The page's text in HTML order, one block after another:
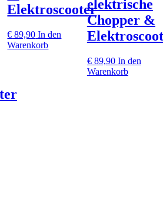
Elektroscooter
€ 89,90 In den
Warenkorb
elektrische
Chopper &
€89,90 In den
Warenkorb